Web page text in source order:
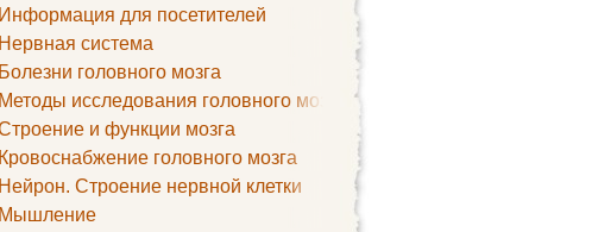
Информация для посетителей
Нервная система
Болезни головного мозга
Методы исследования головного мозга
и функции мозга
Кровоснабжение головного мозга
Нейрон. Строение нервной клетки
Мышление